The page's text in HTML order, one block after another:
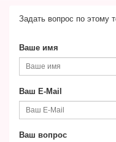
Задать вопрос по этому
Ваше имя
Ваш E-Mail
Ваш вопрос